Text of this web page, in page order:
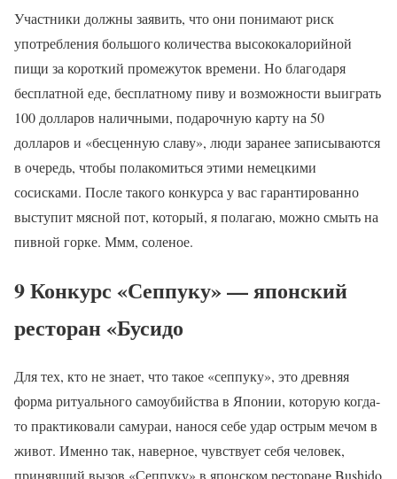
Участники должны заявить, что они понимают риск
употребления большого количества высококалорийной
пищи за короткий промежуток времени. Но благодаря
бесплатной еде, бесплатному пиву и возможности выиграть
100 долларов наличными, подарочную карту на 50
долларов и «бесценную славу», люди заранее записываются
в очередь, чтобы полакомиться этими немецкими
сосисками. После такого конкурса у вас гарантированно
выступит мясной пот, который, я полагаю, можно смыть на
пивной горке. Ммм, соленое.
9 Конкурс «Сеппуку» — японский
ресторан «Бусидо
Для тех, кто не знает, что такое «сеппуку», это древняя
форма ритуального самоубийства в Японии, которую когда-
то практиковали самураи, нанося себе удар острым мечом в
живот. Именно так, наверное, чувствует себя человек,
принявший вызов «Сеппуку» в японском ресторане Bushido